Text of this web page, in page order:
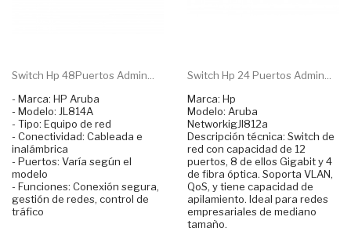
Switch Hp 48Puertos Admin...
- Marca: HP Aruba
- Modelo: JL814A
- Tipo: Equipo de red
- Conectividad: Cableada e
inalámbrica
- Puertos: Varía según el
modelo
- Funciones: Conexión segura,
gestión de redes, control de
tráfico
Switch Hp 24 Puertos Admin...
Marca: Hp
Modelo: Aruba
NetworkigJl812a
Descripción técnica: Switch de
red con capacidad de 12
puertos, 8 de ellos Gigabit y 4
de fibra óptica. Soporta VLAN,
QoS, y tiene capacidad de
apilamiento. Ideal para redes
empresariales de mediano
tamaño.